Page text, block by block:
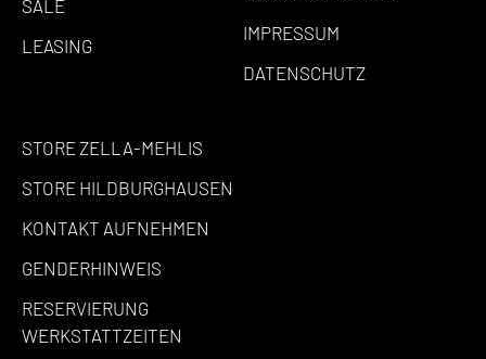
SALE
LEASING
IMPRESSUM
DATENSCHUTZ
STORE ZELLA-MEHLIS
STORE HILDBURGHAUSEN
KONTAKT AUFNEHMEN
GENDERHINWEIS
RESERVIERUNG
WERKSTATTZEITEN